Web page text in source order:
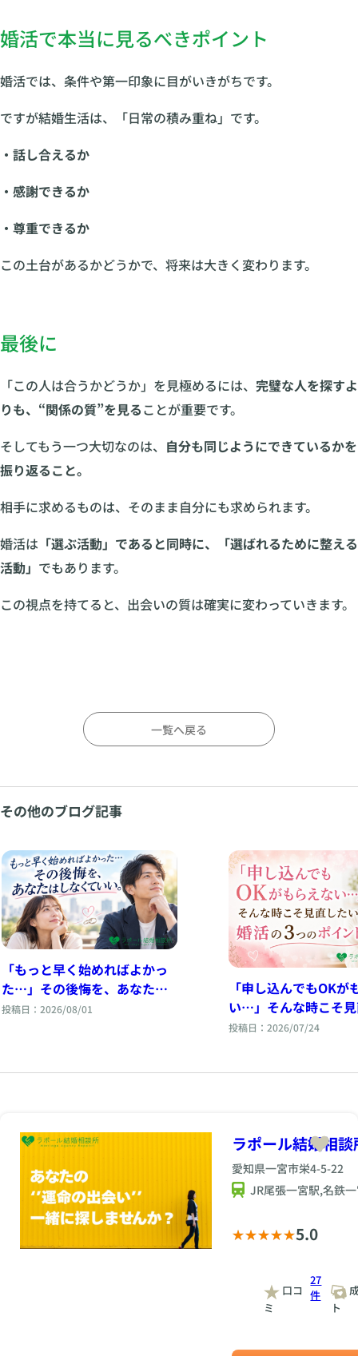
婚活で本当に見るべきポイント
婚活では、条件や第一印象に目がいきがちです。
ですが結婚生活は、「日常の積み重ね」です。
・話し合えるか
・感謝できるか
・尊重できるか
この土台があるかどうかで、将来は大きく変わります。
最後に
「この人は合うかどうか」を見極めるには、 完璧な人を探すよ
りも、“関係の質”を見ることが重要です。
そしてもう一つ大切なのは、 自分も同じようにできているかを
振り返ること。
相手に求めるものは、そのまま自分にも求められます。
婚活は 「選ぶ活動」であると同時に、「選ばれるために整える
活動」 でもあります。
この視点を持てると、出会いの質は確実に変わっていきます。
一覧へ戻る
その他のブログ記事
「もっと早く始めればよかっ
た…」その後悔を、あなたは
しなくていい。
投稿日：2026/08/01
「申し込んでもOKが
い…」そんな時こそ
い婚活の3つのポイン
投稿日：2026/07/24
ラポール結婚相談
愛知県一宮市栄4-5-22
JR尾張一宮駅,名鉄
5.0
口コ
ミ
27
件
ト